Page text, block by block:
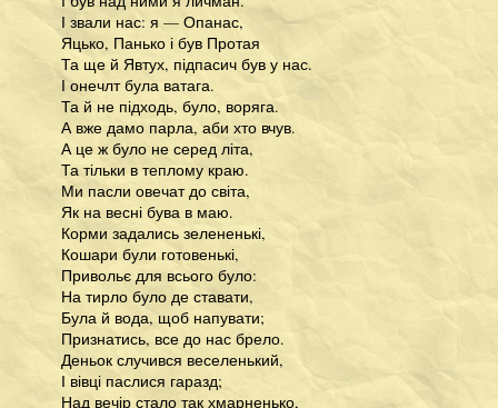
І звали нас: я — Опанас,
Яцько, Панько і був Протая
Та ще й Явтух, підпасич був у нас.
І онечлт була ватага.
Та й не підходь, було, воряга.
А вже дамо парла, аби хто вчув.
А це ж було не серед літа,
Та тільки в теплому краю.
Ми пасли овечат до світа,
Як на весні бува в маю.
Корми задались зелененькі,
Кошари були готовенькі,
Привольє для всього було:
На тирло було де ставати,
Була й вода, щоб напувати;
Признатись, все до нас брело.
Деньок случився веселенький,
І вівці паслися гаразд;
Над вечір стало так хмарненько,